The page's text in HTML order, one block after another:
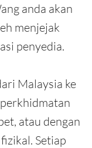
anda akan
menjejak
penyedia.
Malaysia ke
atau dengan
Setiap